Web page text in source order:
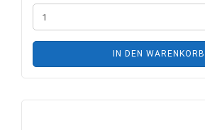
IN DEN WARENKORB